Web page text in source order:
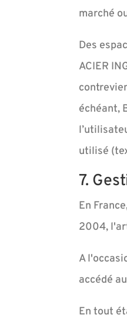
marché
Des
ACIER
échéant,
utilisé
7.
En
2004,
A
accédé
En tout